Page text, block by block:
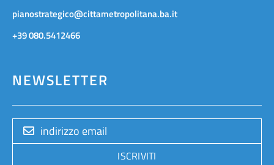
pianostrategico@cittametropolitana.ba.it
+39 080.5412466
NEWSLETTER
ISCRIVITI